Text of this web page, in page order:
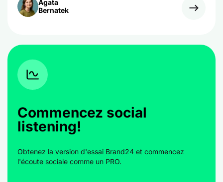
Agata
Bernatek
Commencez social
listening!
Obtenez la version d'essai Brand24 et commencez
l'écoute sociale comme un PRO.